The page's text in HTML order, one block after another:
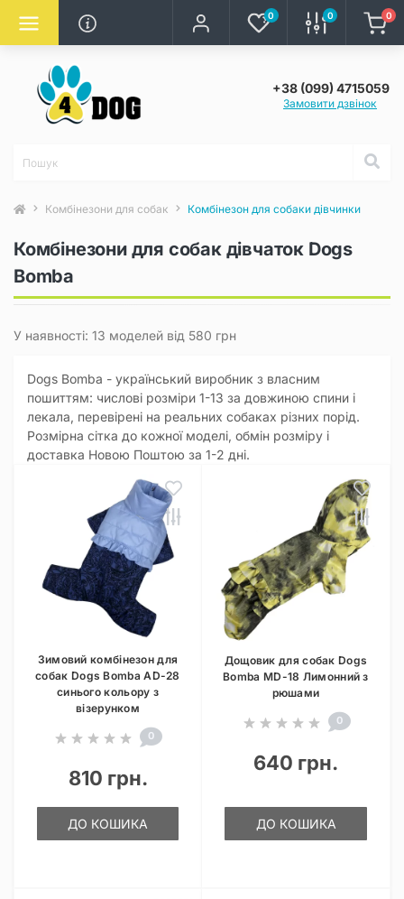
0 0 0
+38 (099) 4715059
Замовити дзвінок
Комбінезони для собак Комбінезон для собаки дівчинки
Комбінезони для собак дівчаток Dogs
Bomba
У наявності: 13 моделей від 580 грн
Dogs Bomba - український виробник з власним
пошиттям: числові розміри 1-13 за довжиною спини і
лекала, перевірені на реальних собаках різних порід.
Розмірна сітка до кожної моделі, обмін розміру і
доставка Новою Поштою за 1-2 дні.
Зимовий комбінезон для
собак Dogs Bomba AD-28
синього кольору з
візерунком
0
810 грн.
ДО КОШИКА
Дощовик для собак Dogs
Bomba MD-18 Лимонний з
рюшами
0
640 грн.
ДО КОШИКА